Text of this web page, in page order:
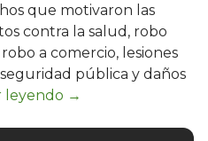
que motivaron las
contra la salud, robo
a comercio, lesiones
pública y daños